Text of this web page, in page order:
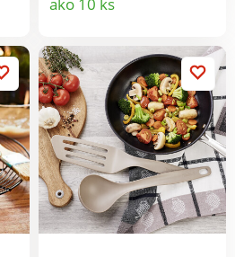
kvalitnej nerezovej
antibakteriálnou
povrchovou úpravou.
Nože sú vhodné do
umývačky. Súprava
obsahuje: - Úložný box
s magnetickým
zatváraním - Krájací nôž
19,5 cm - Univerzálny
nôž 23 cm - Okrajovací
nôž 32 cm - Nôž na
ako 10 ks